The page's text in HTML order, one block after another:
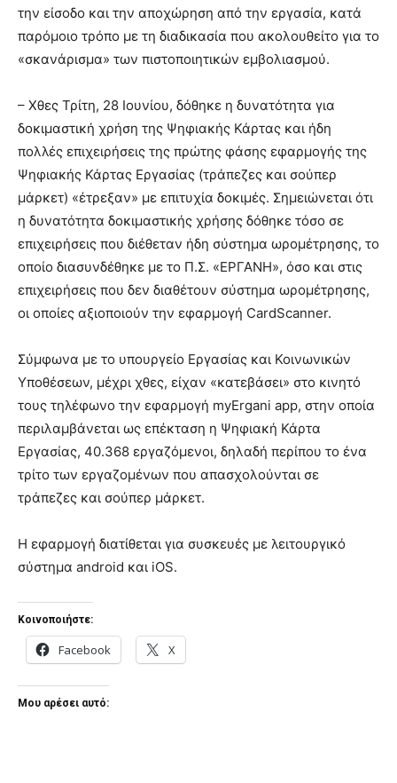
την είσοδο και την αποχώρηση από την εργασία, κατά
παρόμοιο τρόπο με τη διαδικασία που ακολουθείτο για το
«σκανάρισμα» των πιστοποιητικών εμβολιασμού.
– Χθες Τρίτη, 28 Ιουνίου, δόθηκε η δυνατότητα για
δοκιμαστική χρήση της Ψηφιακής Κάρτας και ήδη
πολλές επιχειρήσεις της πρώτης φάσης εφαρμογής της
Ψηφιακής Κάρτας Εργασίας (τράπεζες και σούπερ
μάρκετ) «έτρεξαν» με επιτυχία δοκιμές. Σημειώνεται ότι
η δυνατότητα δοκιμαστικής χρήσης δόθηκε τόσο σε
επιχειρήσεις που διέθεταν ήδη σύστημα ωρομέτρησης, το
οποίο διασυνδέθηκε με το Π.Σ. «ΕΡΓΑΝΗ», όσο και στις
επιχειρήσεις που δεν διαθέτουν σύστημα ωρομέτρησης,
οι οποίες αξιοποιούν την εφαρμογή CardScanner.
Σύμφωνα με το υπουργείο Εργασίας και Κοινωνικών
Υποθέσεων, μέχρι χθες, είχαν «κατεβάσει» στο κινητό
τους τηλέφωνο την εφαρμογή myErgani app, στην οποία
περιλαμβάνεται ως επέκταση η Ψηφιακή Κάρτα
Εργασίας, 40.368 εργαζόμενοι, δηλαδή περίπου το ένα
τρίτο των εργαζομένων που απασχολούνται σε
τράπεζες και σούπερ μάρκετ.
Η εφαρμογή διατίθεται για συσκευές με λειτουργικό
σύστημα android και iOS.
Κοινοποιήστε:
Facebook X
Μου αρέσει αυτό: